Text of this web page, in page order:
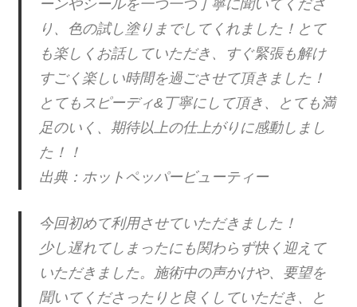
ーンやシールを一つ一つ丁寧に聞いてくださ
り、色の試し塗りまでしてくれました！とて
も楽しくお話していただき、すぐ緊張も解け
すごく楽しい時間を過ごさせて頂きました！
とてもスピーディ&丁寧にして頂き、とても満
足のいく、期待以上の仕上がりに感動しまし
た！！
出典：ホットペッパービューティー
今回初めて利用させていただきました！
少し遅れてしまったにも関わらず快く迎えて
いただきました。施術中の声かけや、要望を
聞いてくださったりと良くしていただき、と